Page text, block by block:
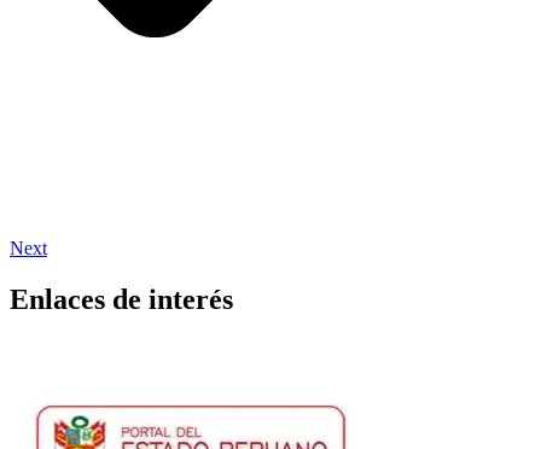
Next
Enlaces de interés